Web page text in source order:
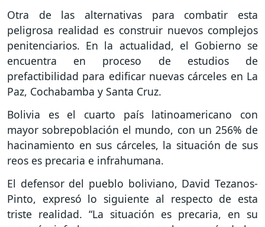
Otra de las alternativas para combatir esta
peligrosa realidad es construir nuevos complejos
penitenciarios. En la actualidad, el Gobierno se
encuentra en proceso de estudios de
prefactibilidad para edificar nuevas cárceles en La
Paz, Cochabamba y Santa Cruz.
Bolivia es el cuarto país latinoamericano con
mayor sobrepoblación el mundo, con un 256% de
hacinamiento en sus cárceles, la situación de sus
reos es precaria e infrahumana.
El defensor del pueblo boliviano, David Tezanos-
Pinto, expresó lo siguiente al respecto de esta
triste realidad. “La situación es precaria, en su